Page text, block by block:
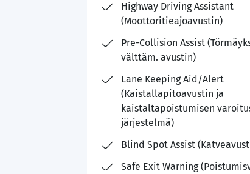
Highway Driving Assistant
(Moottoritieajoavustin)
Pre-Collision Assist
välttäm. avustin)
Lane Keeping Aid/Alert
(Kaistallapitoavustin ja
kaistaltapoistumisen
järjestelmä)
Blind Spot Assist
Safe Exit Warning